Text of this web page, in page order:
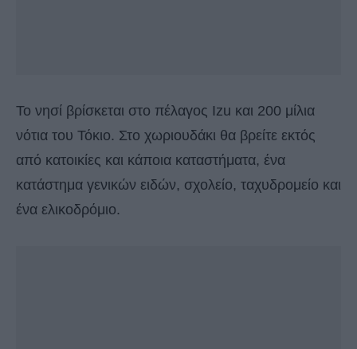
Το νησί βρίσκεται στο πέλαγος Izu και 200 μίλια
νότια του Τόκιο. Στο χωριουδάκι θα βρείτε εκτός
από κατοικίες και κάποια καταστήματα, ένα
κατάστημα γενικών ειδών, σχολείο, ταχυδρομείο και
ένα ελικοδρόμιο.